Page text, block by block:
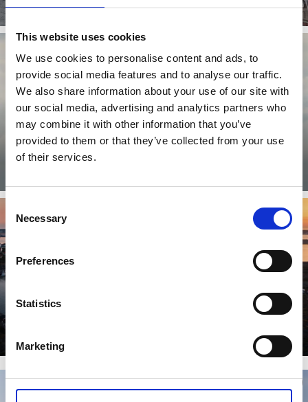
This website uses cookies
We use cookies to personalise content and ads, to
provide social media features and to analyse our traffic.
We also share information about your use of our site with
our social media, advertising and analytics partners who
may combine it with other information that you’ve
provided to them or that they’ve collected from your use
of their services.
Selection
Necessary
Preferences
Statistics
Marketing
Läs mer
Ett centrum för fiske
Att leva, bo och verka i Öckerö kommun
Läs mer